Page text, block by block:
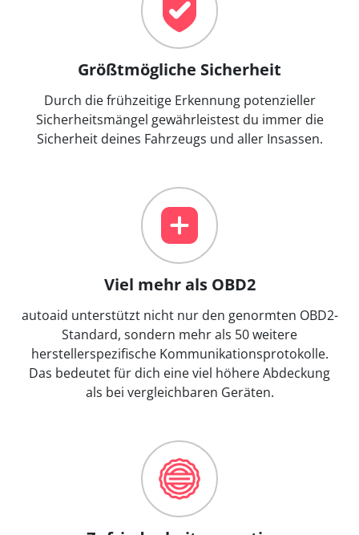
Größtmögliche Sicherheit
Durch die frühzeitige Erkennung potenzieller
Sicherheitsmängel gewährleistest du immer die
Sicherheit deines Fahrzeugs und aller Insassen.
Viel mehr als OBD2
autoaid unterstützt nicht nur den genormten OBD2-
Standard, sondern mehr als 50 weitere
herstellerspezifische Kommunikationsprotokolle.
Das bedeutet für dich eine viel höhere Abdeckung
als bei vergleichbaren Geräten.